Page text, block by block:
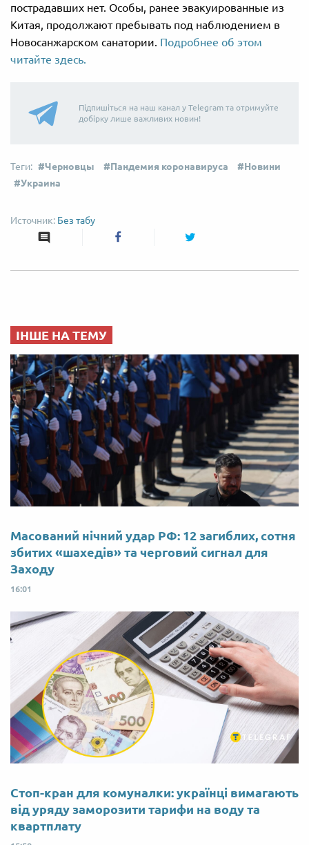
пострадавших нет. Особы, ранее эвакуированные из
Китая, продолжают пребывать под наблюдением в
Новосанжарском санатории. Подробнее об этом
читайте здесь.
Підпишіться на наш канал у Telegram та отримуйте
добірку лише важливих новин!
Черновцы Пандемия коронавируса
Новини
Украина
Без табу
ІНШЕ НА ТЕМУ
Масований нічний удар РФ: 12 загиблих, сотня
збитих «шахедів» та черговий сигнал для
Заходу
16:01
Стоп-кран для комуналки: українці вимагають
від уряду заморозити тарифи на воду та
квартплату